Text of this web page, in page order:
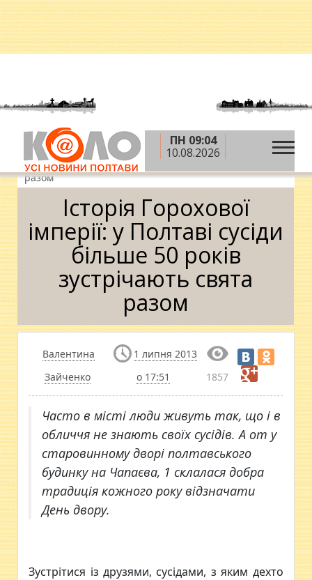
ПН 09:04
10.08.2026
Головна » Новини »
Історія Горохової імперії: у
Полтаві сусіди більше 50 років зустрічають свята
разом
Історія Горохової
імперії: у Полтаві сусіди
більше 50 років
зустрічають свята
разом
Валентина
Зайченко
1 липня 2013
о 17:51
1857
Часто в місті люди живуть так, що і в
обличчя не знають своїх сусідів. А от у
старовинному дворі полтавського
будинку на Чапаєва, 1 склалася добра
традиція кожного року відзначати
День двору.
Зустрітися із друзями, сусідами, з яким дехто